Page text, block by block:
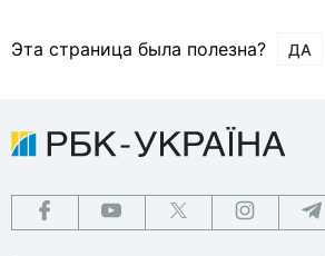
Эта страница была полезна? ДА